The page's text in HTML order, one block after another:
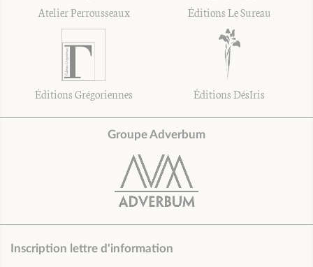
Atelier Perrousseaux Éditions Le Sureau
Éditions Grégoriennes Éditions DésIris
Groupe Adverbum
Inscription lettre d'information